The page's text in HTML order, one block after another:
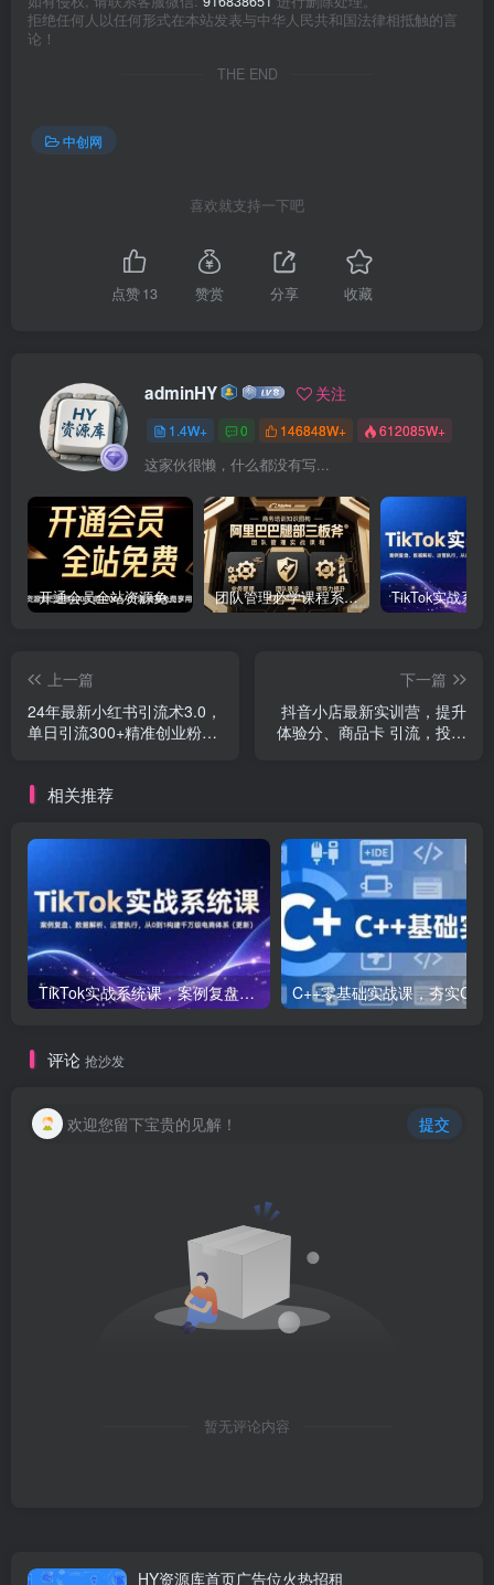
拒绝任何人以任何形式在本站发表与中华人民共和国法律相抵触的言
论！
THE END
中创网
喜欢就支持一下吧
点赞13 赞赏 分享 收藏
adminHY 关注
1.4W+ 0 146848W+ 612085W+
这家伙很懒，什么都没有写...
开通会员全站资源免费下载 开通VIP会员 HY资源库 团队管理必学课程系列，阿里巴巴“腿部三板斧”
上一篇
24年最新小红书引流术3.0，
单日引流300+精准创业粉，
下一篇
抖音小店最新实训营，提升
体验分、商品卡 引流，投流
相关推荐
TikTok实战系统课，案例复盘、数据解析、运营执行，从0到1构建千万级电商体系（更新）
评论 抢沙发
欢迎您留下宝贵的见解！ 提交
暂无评论内容
HY资源库首页广告位火热招租